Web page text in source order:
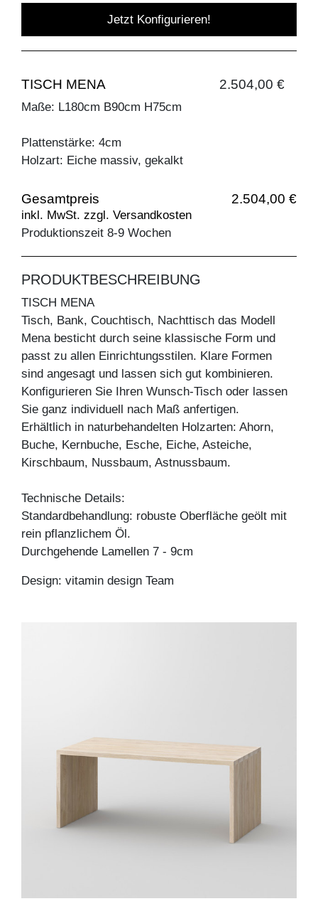
Jetzt Konfigurieren!
TISCH MENA 2.504,00 €
Maße: L180cm B90cm H75cm
Plattenstärke: 4cm
Holzart: Eiche massiv, gekalkt
Gesamtpreis 2.504,00 €
inkl. MwSt. zzgl. Versandkosten
Produktionszeit 8-9 Wochen
PRODUKTBESCHREIBUNG
TISCH MENA
Tisch, Bank, Couchtisch, Nachttisch das Modell
Mena besticht durch seine klassische Form und
passt zu allen Einrichtungsstilen. Klare Formen
sind angesagt und lassen sich gut kombinieren.
Konfigurieren Sie Ihren Wunsch-Tisch oder lassen
Sie ganz individuell nach Maß anfertigen.
Erhältlich in naturbehandelten Holzarten: Ahorn,
Buche, Kernbuche, Esche, Eiche, Asteiche,
Kirschbaum, Nussbaum, Astnussbaum.
Technische Details:
Standardbehandlung: robuste Oberfläche geölt mit
rein pflanzlichem Öl.
Durchgehende Lamellen 7 - 9cm
Design: vitamin design Team